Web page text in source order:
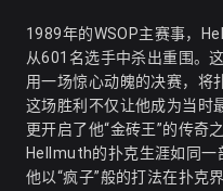
1989年的WSOP主赛事，
从601名选手中杀出重围。
用一场惊心动魄的决赛，将
这场胜利不仅让他成为当时
更开启了他“金砖王”的传奇
Hellmuth的扑克生涯如同一
他以“疯子”般的打法在扑克